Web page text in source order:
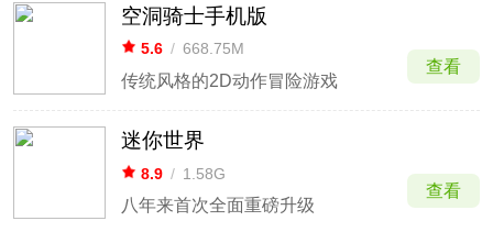
空洞骑士手机版
5.6 / 668.75M
传统风格的2D动作冒险游戏
查看
迷你世界
8.9 / 1.58G
八年来首次全面重磅升级
查看